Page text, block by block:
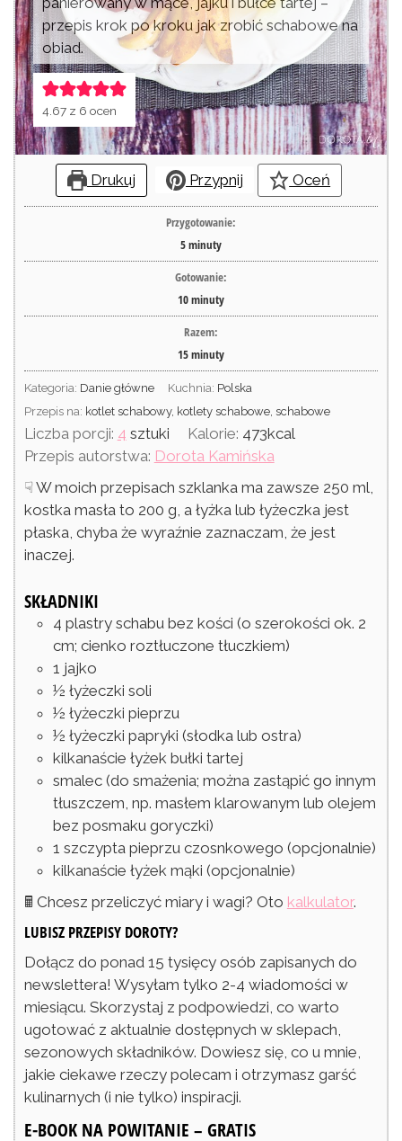
przepis krok po kroku jak zrobić schabowe na
obiad.
4.67 z 6 ocen
Drukuj Przypnij Oceń
Przygotowanie:
5minuty
Gotowanie:
10minuty
Razem:
15minuty
Kategoria: Danie główne Kuchnia: Polska
Przepis na: kotlet schabowy, kotlety schabowe, schabowe
Liczba porcji: 4 sztuki Kalorie: 473kcal
Przepis autorstwa: Dorota Kamińska
☟ W moich przepisach szklanka ma zawsze 250 ml,
kostka masła to 200 g, a łyżka lub łyżeczka jest
płaska, chyba że wyraźnie zaznaczam, że jest
inaczej.
SKŁADNIKI
4 plastry schabu bez kości (o szerokości ok. 2
cm; cienko roztłuczone tłuczkiem)
1 jajko
½ łyżeczki soli
½ łyżeczki pieprzu
½ łyżeczki papryki (słodka lub ostra)
kilkanaście łyżek bułki tartej
smalec (do smażenia; można zastąpić go innym
tłuszczem, np. masłem klarowanym lub olejem
bez posmaku goryczki)
1 szczypta pieprzu czosnkowego (opcjonalnie)
kilkanaście łyżek mąki (opcjonalnie)
🖩 Chcesz przeliczyć miary i wagi? Oto kalkulator.
LUBISZ PRZEPISY DOROTY?
Dołącz do ponad 15 tysięcy osób zapisanych do
newslettera! Wysyłam tylko 2-4 wiadomości w
miesiącu. Skorzystaj z podpowiedzi, co warto
ugotować z aktualnie dostępnych w sklepach,
sezonowych składników. Dowiesz się, co u mnie,
jakie ciekawe rzeczy polecam i otrzymasz garść
kulinarnych (i nie tylko) inspiracji.
E-BOOK NA POWITANIE – GRATIS